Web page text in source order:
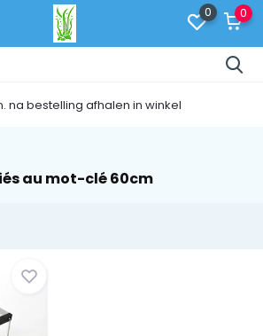
0 0
na bestelling afhalen in winkel
au mot-clé 60cm